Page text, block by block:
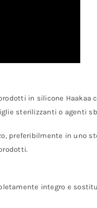
in silicone
sterilizzanti o agenti
preferibilmente in uno
integro e